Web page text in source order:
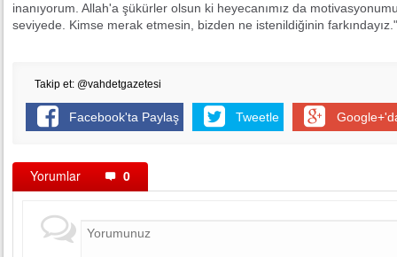
inanıyorum. Allah'a şükürler olsun ki heyecanımız da
seviyede. Kimse merak etmesin, bizden ne istenildiğinin farkındayız."
Takip et: @vahdetgazetesi
Facebook'ta Paylaş Tweetle
Yorumlar 0